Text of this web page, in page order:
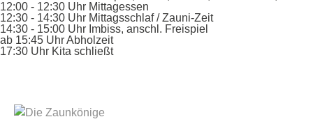
12:00 - 12:30 Uhr Mittagessen
12:30 - 14:30 Uhr Mittagsschlaf / Zauni-Zeit
14:30 - 15:00 Uhr Imbiss, anschl. Freispiel
ab 15:45 Uhr Abholzeit
17:30 Uhr Kita schließt